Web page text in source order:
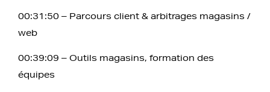
00:31:50 – Parcours client & arbitrages magasins /
web
00:39:09 – Outils magasins, formation des
équipes